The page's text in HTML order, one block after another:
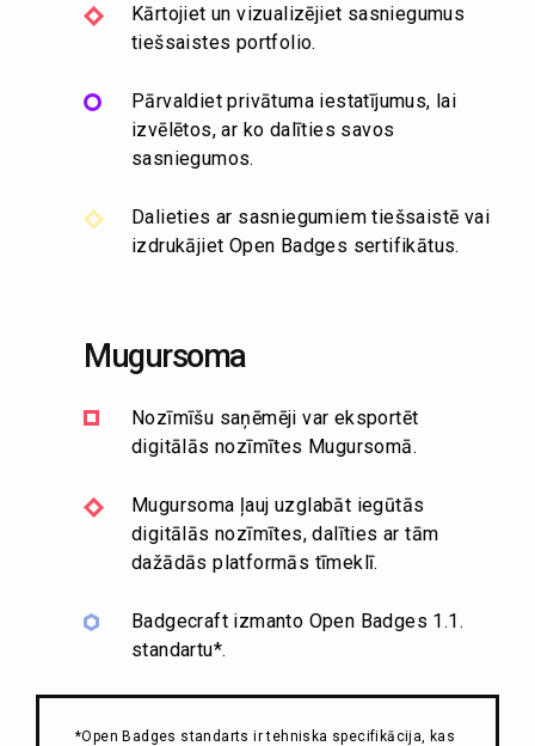
Kārtojiet un vizualizējiet sasniegumus
tiešsaistes portfolio.
Pārvaldiet privātuma iestatījumus, lai
izvēlētos, ar ko dalīties savos
sasniegumos.
Dalieties ar sasniegumiem tiešsaistē vai
izdrukājiet Open Badges sertifikātus.
Mugursoma
Nozīmīšu saņēmēji var eksportēt
digitālās nozīmītes Mugursomā.
Mugursoma ļauj uzglabāt iegūtās
digitālās nozīmītes, dalīties ar tām
dažādās platformās tīmeklī.
Badgecraft izmanto Open Badges 1.1.
standartu*.
*Open Badges standarts ir tehniska specifikācija, kas